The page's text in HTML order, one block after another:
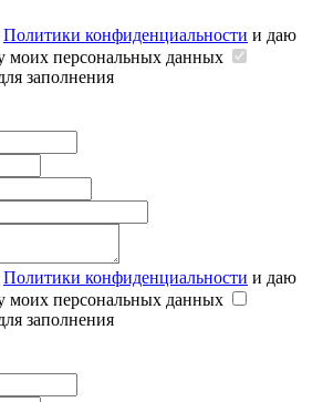
Политики конфиденциальности и даю
моих персональных данных
заполнения
Политики конфиденциальности и даю
моих персональных данных
заполнения